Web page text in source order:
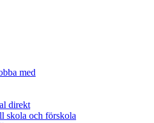
med
direkt
skola och förskola